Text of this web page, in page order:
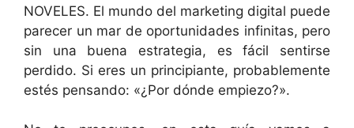
NOVELES. El mundo del marketing digital puede
parecer un mar de oportunidades infinitas, pero
sin una buena estrategia, es fácil sentirse
perdido. Si eres un principiante, probablemente
estés pensando: «¿Por dónde empiezo?».